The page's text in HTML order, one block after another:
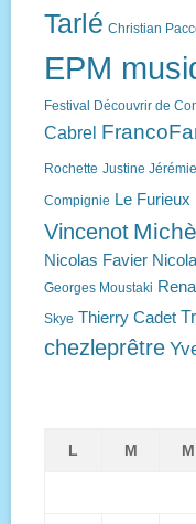
Tarlé Christian
EPM
Festival Découvrir de
Cabrel
Rochette Justine Jérémie
Compignie Le Furieux
Vincenot
Nicolas Favier
Georges Moustaki
Skye Thierry Cadet
chezleprêtre
L M M